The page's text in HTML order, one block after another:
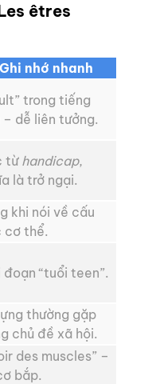
êtres
Ghi nhớ nhanh
trong tiếng
– dễ liên tưởng.
từ handicap,
là trở ngại.
khi nói về cấu
cơ thể.
đoạn “tuổi teen”.
thường gặp
chủ đề xã hội.
des muscles” –
bắp.